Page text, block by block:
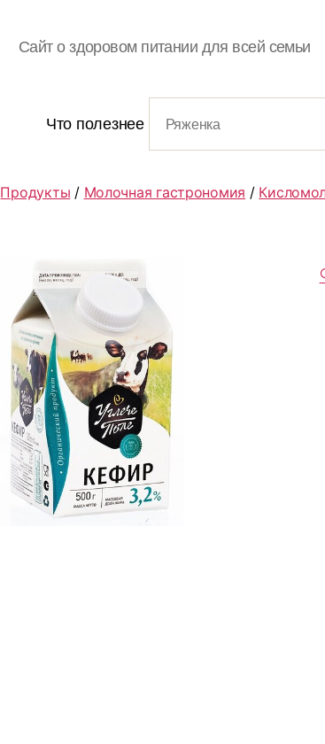
Сайт о здоровом питании для всей семьи
Что полезнее
Продукты / Молочная гастрономия /